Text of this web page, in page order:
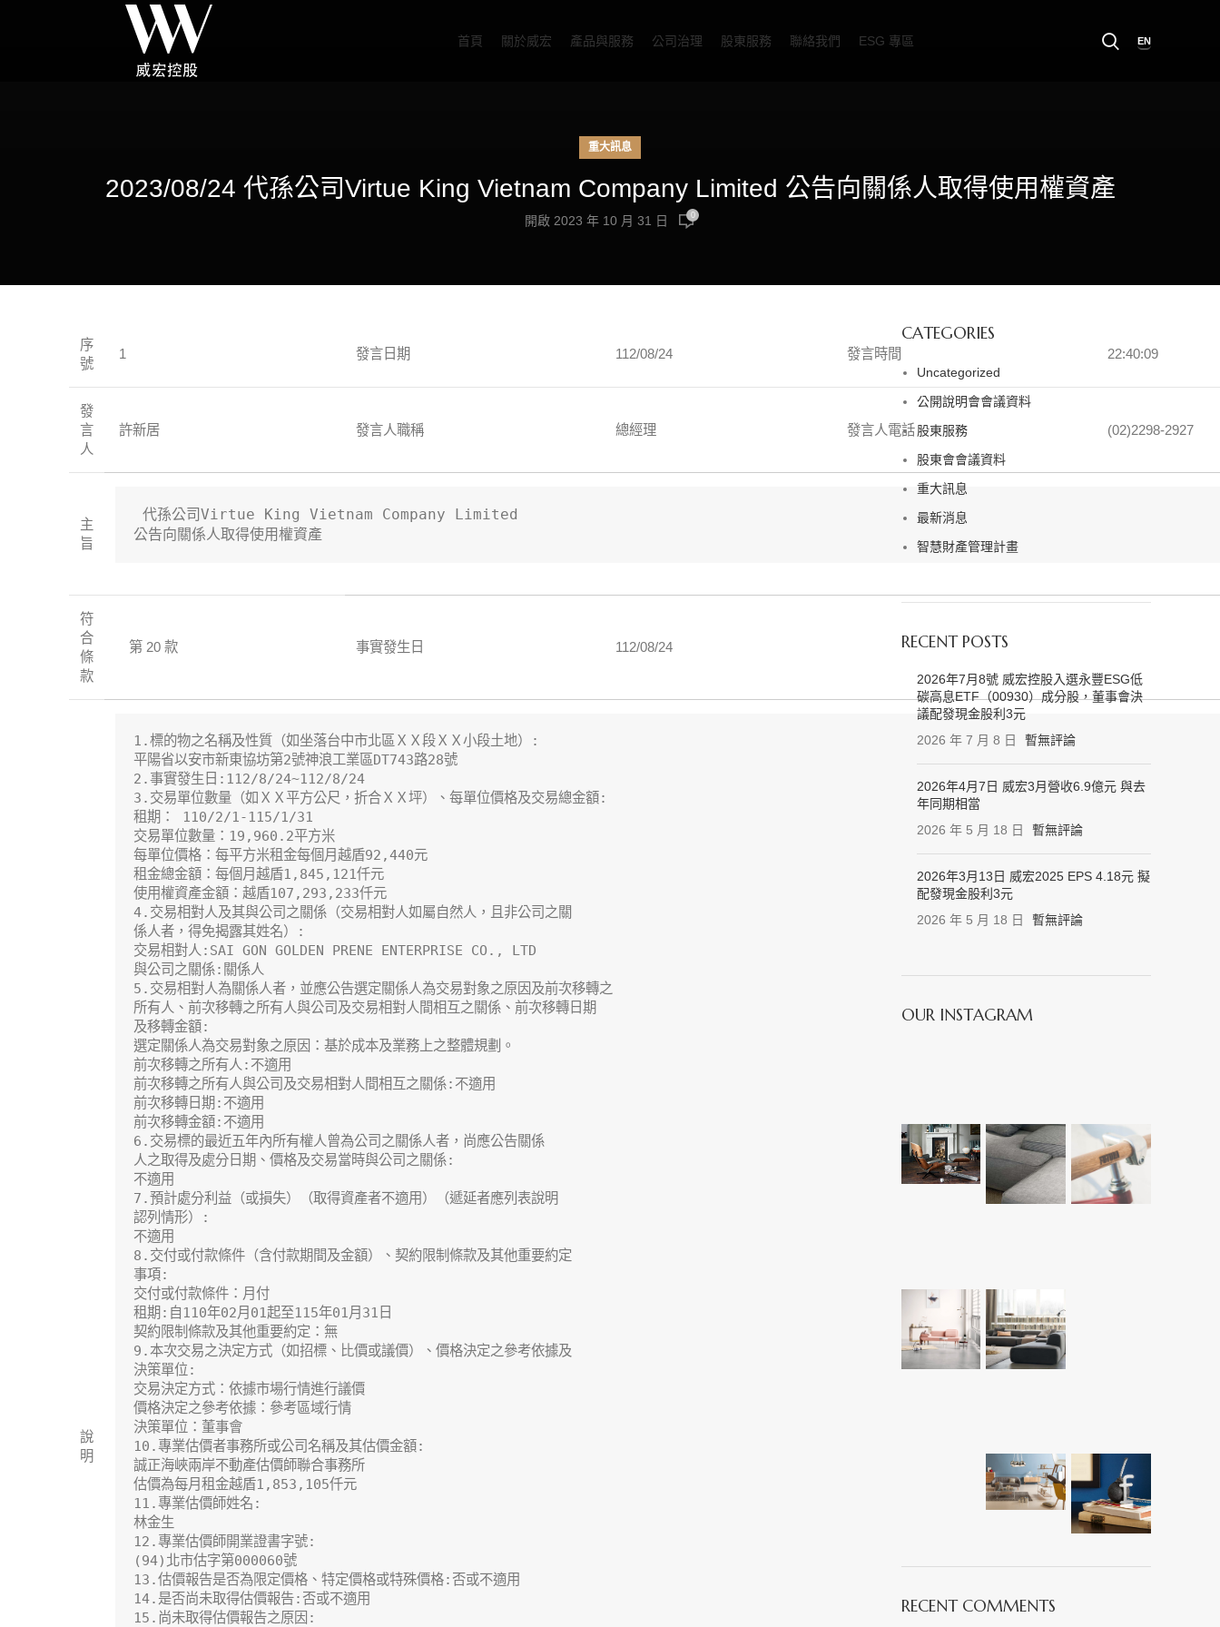
首頁 關於威宏 產品與服務 公司治理 股東服務 聯絡我們 ESG 專區 EN
重大訊息
2023/08/24 代孫公司Virtue King Vietnam Company Limited 公告向關係人取得使用權資產
開啟 2023 年 10 月 31 日 0
序
號
1 發言日期 112/08/24 發言時間 22:40:09
發
言
人
許新居 發言人職稱 總經理 發言人電話 (02)2298-2927
主
旨
代孫公司Virtue King Vietnam Company Limited
公告向關係人取得使用權資產
符
合
條
款
第 20 款 事實發生日 112/08/24
說
明
1.標的物之名稱及性質（如坐落台中市北區ＸＸ段ＸＸ小段土地）:
平陽省以安市新東協坊第2號神浪工業區DT743路28號
2.事實發生日:112/8/24~112/8/24
3.交易單位數量（如ＸＸ平方公尺，折合ＸＸ坪）、每單位價格及交易總金額:
租期： 110/2/1-115/1/31
交易單位數量：19,960.2平方米
每單位價格：每平方米租金每個月越盾92,440元
租金總金額：每個月越盾1,845,121仟元
使用權資產金額：越盾107,293,233仟元
4.交易相對人及其與公司之關係（交易相對人如屬自然人，且非公司之關
係人者，得免揭露其姓名）:
交易相對人:SAI GON GOLDEN PRENE ENTERPRISE CO., LTD
與公司之關係:關係人
5.交易相對人為關係人者，並應公告選定關係人為交易對象之原因及前次移轉之
所有人、前次移轉之所有人與公司及交易相對人間相互之關係、前次移轉日期
及移轉金額:
選定關係人為交易對象之原因：基於成本及業務上之整體規劃。
前次移轉之所有人:不適用
前次移轉之所有人與公司及交易相對人間相互之關係:不適用
前次移轉日期:不適用
前次移轉金額:不適用
6.交易標的最近五年內所有權人曾為公司之關係人者，尚應公告關係
人之取得及處分日期、價格及交易當時與公司之關係:
不適用
7.預計處分利益（或損失）（取得資產者不適用）（遞延者應列表說明
認列情形）:
不適用
8.交付或付款條件（含付款期間及金額）、契約限制條款及其他重要約定
事項:
交付或付款條件：月付
租期:自110年02月01起至115年01月31日
契約限制條款及其他重要約定：無
9.本次交易之決定方式（如招標、比價或議價）、價格決定之參考依據及
決策單位:
交易決定方式：依據市場行情進行議價
價格決定之參考依據：參考區域行情
決策單位：董事會
10.專業估價者事務所或公司名稱及其估價金額:
誠正海峽兩岸不動產估價師聯合事務所
估價為每月租金越盾1,853,105仟元
11.專業估價師姓名:
林金生
12.專業估價師開業證書字號:
(94)北市估字第000060號
13.估價報告是否為限定價格、特定價格或特殊價格:否或不適用
14.是否尚未取得估價報告:否或不適用
15.尚未取得估價報告之原因:
CATEGORIES
Uncategorized
公開說明會會議資料
股東服務
股東會會議資料
重大訊息
最新消息
智慧財產管理計畫
RECENT POSTS
2026年7月8號 威宏控股入選永豐ESG低
碳高息ETF（00930）成分股，董事會決
議配發現金股利3元
2026 年 7 月 8 日
暫無評論
2026年4月7日 威宏3月營收6.9億元 與去
年同期相當
2026 年 5 月 18 日
暫無評論
2026年3月13日 威宏2025 EPS 4.18元 擬
配發現金股利3元
2026 年 5 月 18 日
暫無評論
OUR INSTAGRAM
RECENT COMMENTS